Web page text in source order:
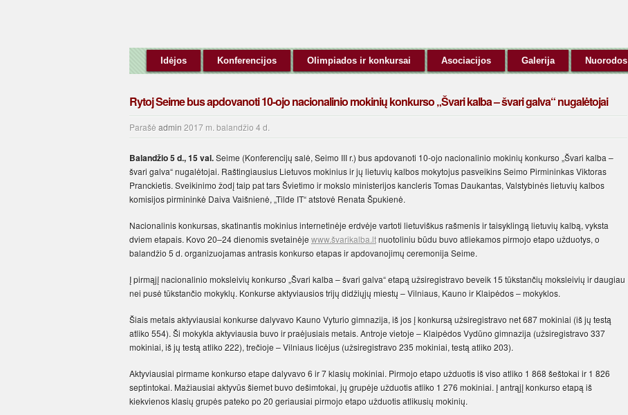
Idėjos Konferencijos Olimpiados ir konkursai Asociacijos Galerija Nuorodos
Rytoj Seime bus apdovanoti 10-ojo nacionalinio mokinių konkurso „Švari kalba – švari galva“ nugalėtojai
Parašė admin 2017 m. balandžio 4 d.
Balandžio 5 d., 15 val.Seime (Konferencijų salė, Seimo III r.) bus apdovanoti 10-ojo nacionalinio mokinių konkurso „Švari kalba –
švari galva“ nugalėtojai. Raštingiausius Lietuvos mokinius ir jų lietuvių kalbos mokytojus pasveikins Seimo Pirmininkas Viktoras
Pranckietis. Sveikinimo žodį taip pat tars Švietimo ir mokslo ministerijos kancleris Tomas Daukantas, Valstybinės lietuvių kalbos
komisijos pirmininkė Daiva Vaišnienė, „Tilde IT“ atstovė Renata Špukienė.
Nacionalinis konkursas, skatinantis mokinius internetinėje erdvėje vartoti lietuviškus rašmenis ir taisyklingą lietuvių kalbą, vyksta
dviem etapais. Kovo 20–24 dienomis svetainėje www.švarikalba.ltnuotoliniu būdu buvo atliekamos pirmojo etapo užduotys, o
balandžio 5 d. organizuojamas antrasis konkurso etapas ir apdovanojimų ceremonija Seime.
Į pirmąjį nacionalinio moksleivių konkurso „Švari kalba – švari galva“ etapą užsiregistravo beveik 15 tūkstančių moksleivių ir daugiau
nei pusė tūkstančio mokyklų. Konkurse aktyviausios trijų didžiųjų miestų – Vilniaus, Kauno ir Klaipėdos – mokyklos.
Šiais metais aktyviausiai konkurse dalyvavo Kauno Vyturio gimnazija, iš jos į konkursą užsiregistravo net 687 mokiniai (iš jų testą
atliko 554). Ši mokykla aktyviausia buvo ir praėjusiais metais. Antroje vietoje – Klaipėdos Vydūno gimnazija (užsiregistravo 337
mokiniai, iš jų testą atliko 222), trečioje – Vilniaus licėjus (užsiregistravo 235 mokiniai, testą atliko 203).
Aktyviausiai pirmame konkurso etape dalyvavo 6 ir 7 klasių mokiniai. Pirmojo etapo užduotis iš viso atliko 1 868 šeštokai ir 1 826
septintokai. Mažiausiai aktyvūs šiemet buvo dešimtokai, jų grupėje užduotis atliko 1 276 mokiniai. Į antrąjį konkurso etapą iš
kiekvienos klasių grupės pateko po 20 geriausiai pirmojo etapo užduotis atlikusių mokinių.